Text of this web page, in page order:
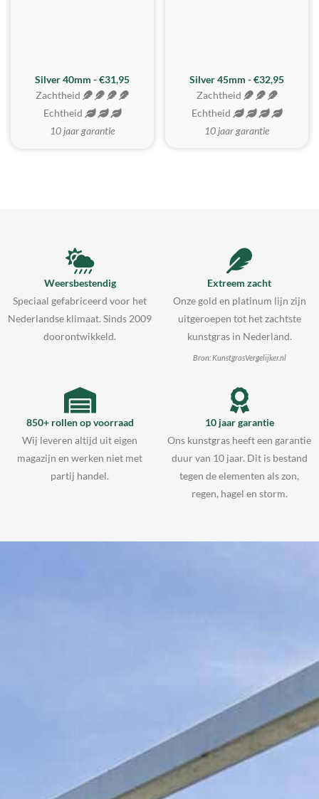
Silver 40mm - €31,95
Zachtheid
Echtheid
10 jaar garantie
MEEST GEKOZEN
Silver 45mm - €32,95
Zachtheid
Echtheid
10 jaar garantie
Weersbestendig
Speciaal gefabriceerd voor het
Nederlandse klimaat. Sinds 2009
doorontwikkeld.
Extreem zacht
Onze gold en platinum lijn zijn
uitgeroepen tot het zachtste
kunstgras in Nederland.
Bron: KunstgrasVergelijker.nl
850+ rollen op voorraad
Wij leveren altijd uit eigen
magazijn en werken niet met
partij handel.
10 jaar garantie
Ons kunstgras heeft een garantie
duur van 10 jaar. Dit is bestand
tegen de elementen als zon,
regen, hagel en storm.